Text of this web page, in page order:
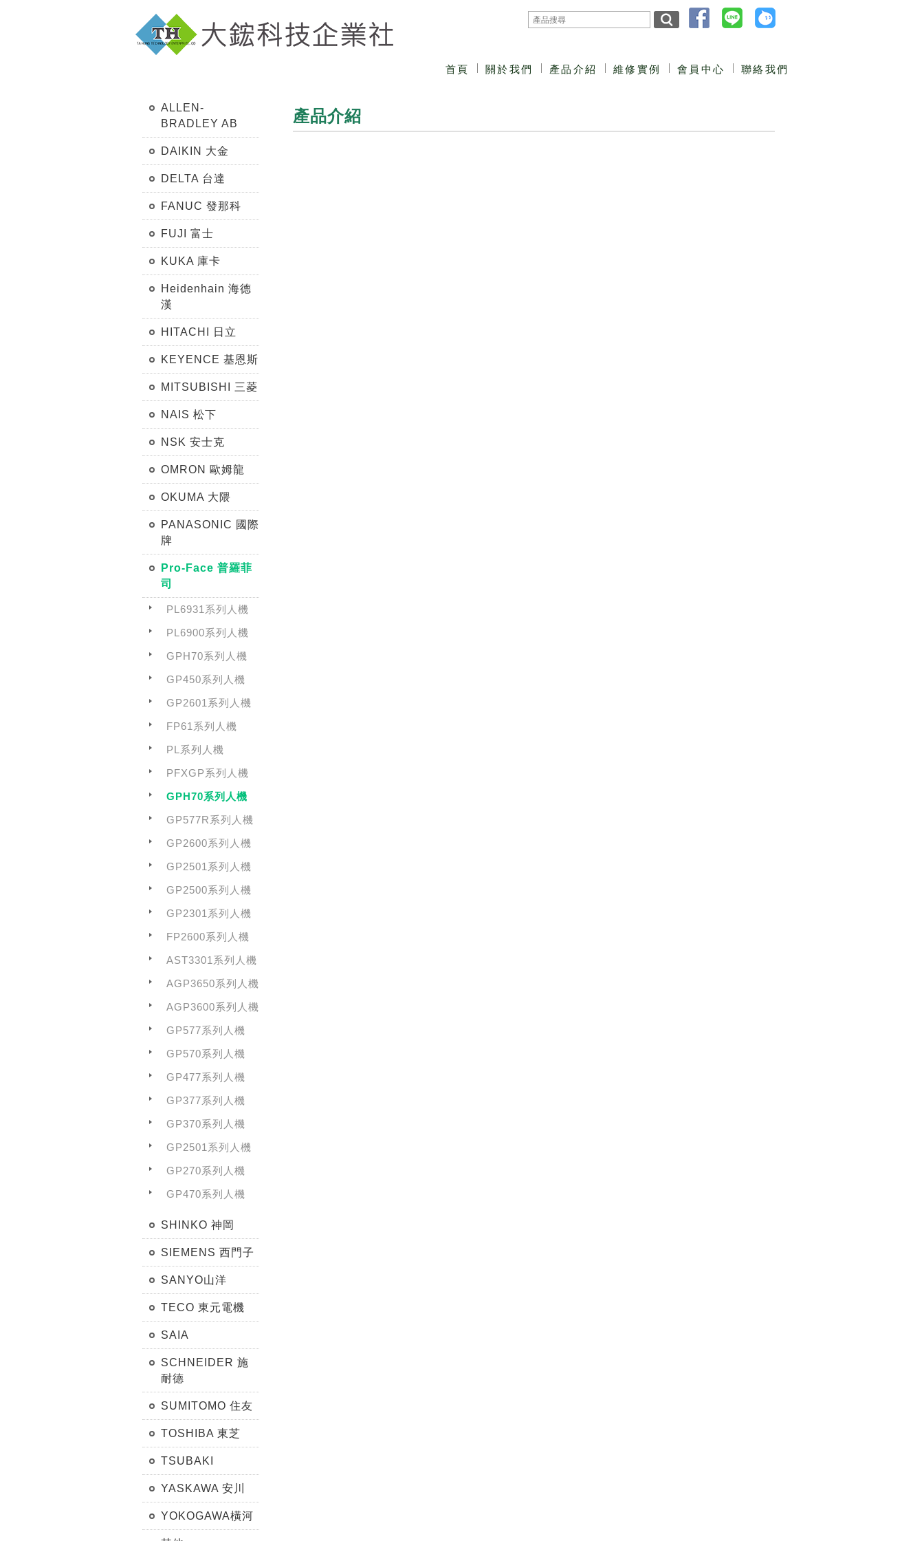
首頁 關於我們 產品介紹 維修實例 會員中心 聯絡我們
ALLEN-
BRADLEY AB
DAIKIN 大金
DELTA 台達
FANUC 發那科
FUJI 富士
KUKA 庫卡
Heidenhain 海德
漢
HITACHI 日立
KEYENCE 基恩斯
MITSUBISHI 三菱
NAIS 松下
NSK 安士克
OMRON 歐姆龍
OKUMA 大隈
PANASONIC 國際
牌
Pro-Face 普羅菲
司
PL6931系列人機
PL6900系列人機
GPH70系列人機
GP450系列人機
GP2601系列人機
FP61系列人機
PL系列人機
PFXGP系列人機
GPH70系列人機
GP577R系列人機
GP2600系列人機
GP2501系列人機
GP2500系列人機
GP2301系列人機
FP2600系列人機
AST3301系列人機
AGP3650系列人機
AGP3600系列人機
GP577系列人機
GP570系列人機
GP477系列人機
GP377系列人機
GP370系列人機
GP2501系列人機
GP270系列人機
GP470系列人機
SHINKO 神岡
SIEMENS 西門子
SANYO山洋
TECO 東元電機
SAIA
SCHNEIDER 施
耐德
SUMITOMO 住友
TOSHIBA 東芝
TSUBAKI
YASKAWA 安川
YOKOGAWA橫河
產品介紹